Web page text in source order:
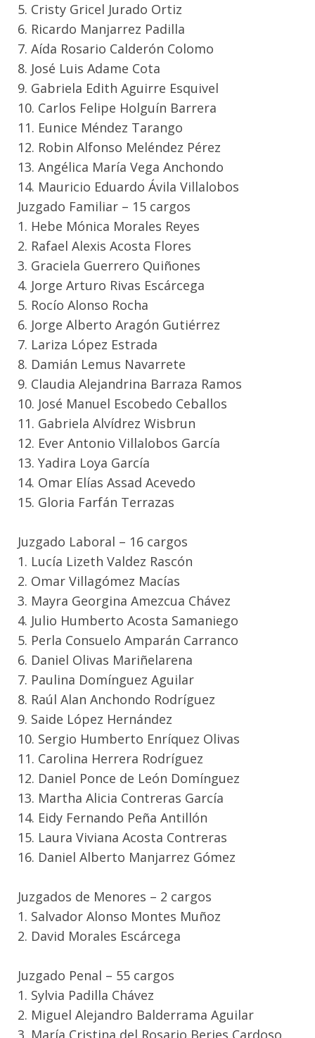
5. Cristy Gricel Jurado Ortiz
6. Ricardo Manjarrez Padilla
7. Aída Rosario Calderón Colomo
8. José Luis Adame Cota
9. Gabriela Edith Aguirre Esquivel
10. Carlos Felipe Holguín Barrera
11. Eunice Méndez Tarango
12. Robin Alfonso Meléndez Pérez
13. Angélica María Vega Anchondo
14. Mauricio Eduardo Ávila Villalobos
Juzgado Familiar – 15 cargos
1. Hebe Mónica Morales Reyes
2. Rafael Alexis Acosta Flores
3. Graciela Guerrero Quiñones
4. Jorge Arturo Rivas Escárcega
5. Rocío Alonso Rocha
6. Jorge Alberto Aragón Gutiérrez
7. Lariza López Estrada
8. Damián Lemus Navarrete
9. Claudia Alejandrina Barraza Ramos
10. José Manuel Escobedo Ceballos
11. Gabriela Alvídrez Wisbrun
12. Ever Antonio Villalobos García
13. Yadira Loya García
14. Omar Elías Assad Acevedo
15. Gloria Farfán Terrazas
Juzgado Laboral – 16 cargos
1. Lucía Lizeth Valdez Rascón
2. Omar Villagómez Macías
3. Mayra Georgina Amezcua Chávez
4. Julio Humberto Acosta Samaniego
5. Perla Consuelo Amparán Carranco
6. Daniel Olivas Mariñelarena
7. Paulina Domínguez Aguilar
8. Raúl Alan Anchondo Rodríguez
9. Saide López Hernández
10. Sergio Humberto Enríquez Olivas
11. Carolina Herrera Rodríguez
12. Daniel Ponce de León Domínguez
13. Martha Alicia Contreras García
14. Eidy Fernando Peña Antillón
15. Laura Viviana Acosta Contreras
16. Daniel Alberto Manjarrez Gómez
Juzgados de Menores – 2 cargos
1. Salvador Alonso Montes Muñoz
2. David Morales Escárcega
Juzgado Penal – 55 cargos
1. Sylvia Padilla Chávez
2. Miguel Alejandro Balderrama Aguilar